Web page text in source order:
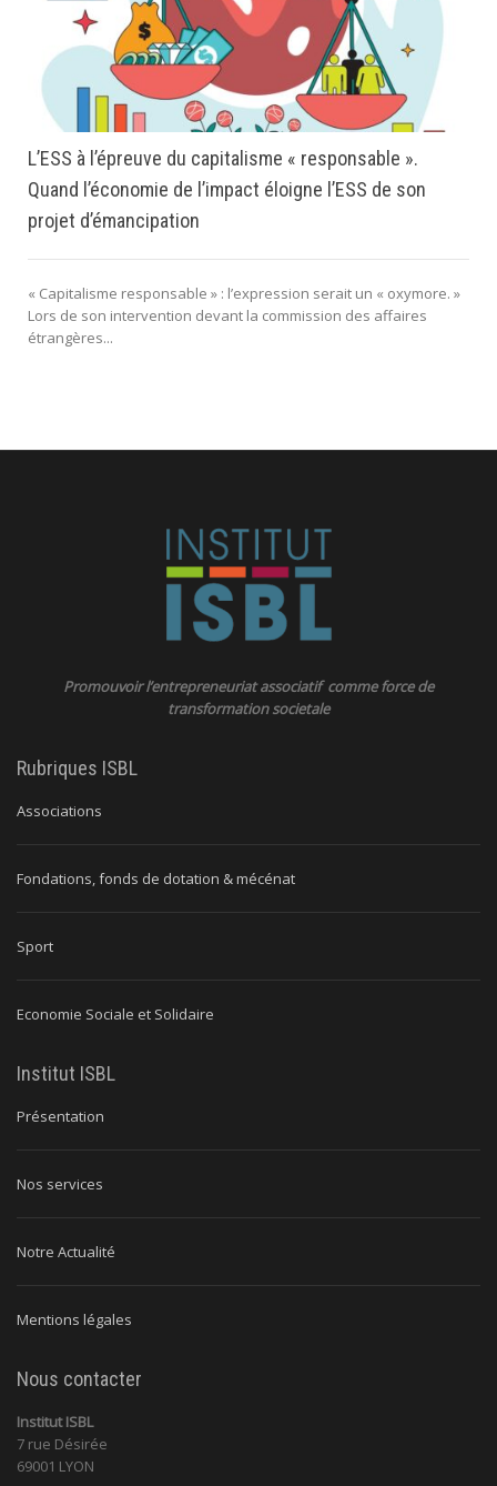
L’ESS à l’épreuve du capitalisme « responsable ».
Quand l’économie de l’impact éloigne l’ESS de son
projet d’émancipation
« Capitalisme responsable » : l’expression serait un « oxymore. »
Lors de son intervention devant la commission des affaires
étrangères...
Promouvoir l’entrepreneuriat associatif comme force de
transformation societale
Rubriques ISBL
Associations
Fondations, fonds de dotation & mécénat
Sport
Economie Sociale et Solidaire
Institut ISBL
Présentation
Nos services
Notre Actualité
Mentions légales
Nous contacter
Institut ISBL
7 rue Désirée
69001 LYON